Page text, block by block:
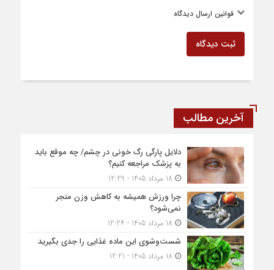
قوانین ارسال دیدگاه
ثبت دیدگاه
آخرین مطالب
دلایل پارگی رگ خونی در چشم/ چه موقع باید
به پزشک مراجعه کنیم؟
چرا ورزش همیشه به کاهش وزن منجر
نمی‌شود؟
شست‌وشوی این ماده غذایی را جدی بگیرید